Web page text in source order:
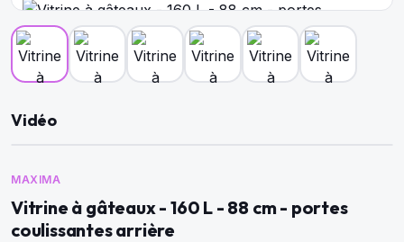
Vidéo
MAXIMA
Vitrine à gâteaux - 160 L - 88 cm - portes
coulissantes arrière